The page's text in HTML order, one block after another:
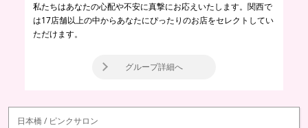
私たちはあなたの心配や不安に真撃にお応えいたします。関西で
は17店舗以上の中からあなたにぴったりのお店をセレクトしてい
ただけます。
グループ詳細へ
日本橋 / ピンクサロン